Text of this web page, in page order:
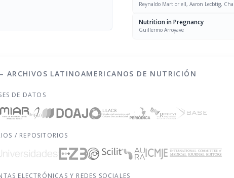
Reynaldo Mart or ell, Aaron Lecbtig,
Nutrition in Pregnancy
Guillermo Arroyave
ARCHIVOS LATINOAMERICANOS DE NUTRICIÓN
DE DATOS
/ REPOSITORIOS
ELECTRÓNICAS Y REDES SOCIALES